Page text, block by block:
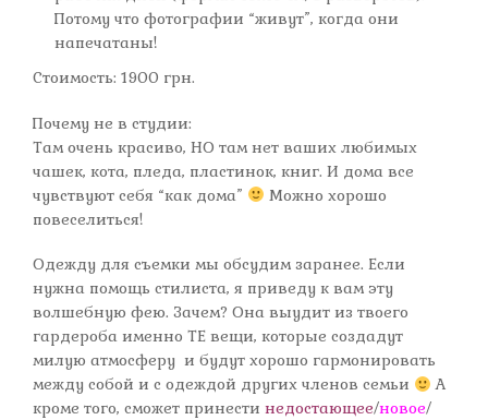
Потому что фотографии “живут”, когда они
напечатаны!
Стоимость: 1900 грн.
Почему не в студии:
Там очень красиво, НО там нет ваших любимых
чашек, кота, пледа, пластинок, книг. И дома все
чувствуют себя “как дома”
Можно хорошо
повеселиться!
Одежду для съемки мы обсудим заранее. Если
нужна помощь стилиста, я приведу к вам эту
волшебную фею. Зачем? Она выудит из твоего
гардероба именно ТЕ вещи, которые создадут
милую атмосферу и будут хорошо гармонировать
между собой и с одеждой других членов семьи
А
кроме того, сможет принести недостающее/новое/